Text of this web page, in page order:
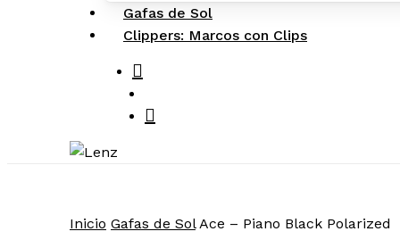
Gafas de Sol
Clippers: Marcos con Clips
Inicio Gafas de Sol Ace – Piano Black Polarized